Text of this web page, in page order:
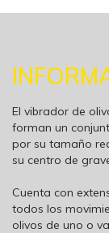
El vibrador de
forman un
por su tamaño
su centro de
Cuenta con
todos los
olivos de uno o